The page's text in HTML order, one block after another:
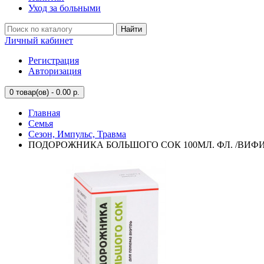
Уход за больными
Найти
Личный кабинет
Регистрация
Авторизация
0 товар(ов) - 0.00 р.
Главная
Семья
Сезон, Импульс, Травма
ПОДОРОЖНИКА БОЛЬШОГО СОК 100МЛ. ФЛ. /